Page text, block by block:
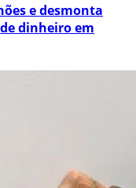
e desmonta
dinheiro em